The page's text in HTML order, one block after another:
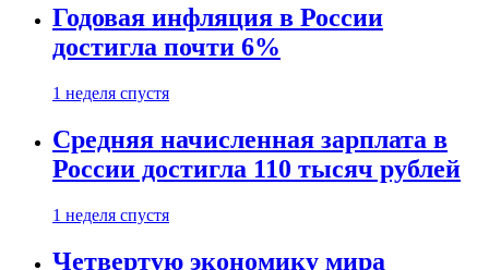
Годовая инфляция в России
достигла почти 6%
1 неделя спустя
Средняя начисленная зарплата в
России достигла 110 тысяч рублей
1 неделя спустя
Четвертую экономику мира